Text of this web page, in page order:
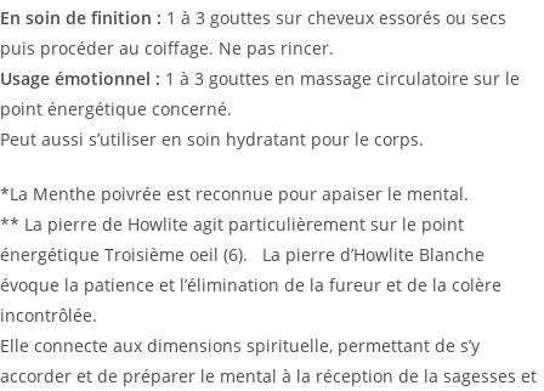
En soin de finition : 1 à 3 gouttes sur cheveux essorés ou secs
puis procéder au coiffage. Ne pas rincer.
Usage émotionnel : 1 à 3 gouttes en massage circulatoire sur le
point énergétique concerné.
Peut aussi s’utiliser en soin hydratant pour le corps.
*La Menthe poivrée est reconnue pour apaiser le mental.
** La pierre de Howlite agit particulièrement sur le point
énergétique Troisième oeil (6). La pierre d’Howlite Blanche
évoque la patience et l’élimination de la fureur et de la colère
incontrôlée.
Elle connecte aux dimensions spirituelle, permettant de s’y
accorder et de préparer le mental à la réception de la sagesses et